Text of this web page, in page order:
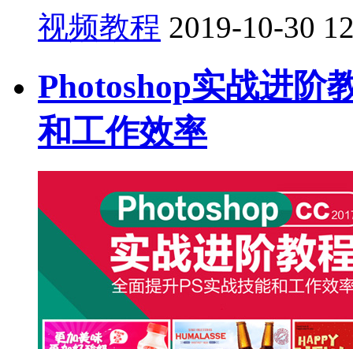
视频教程 2019-10-30
Photoshop实战进阶
和工作效率